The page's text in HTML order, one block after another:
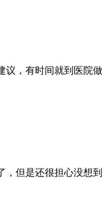
，有时间就到医院
但是还很担心没想